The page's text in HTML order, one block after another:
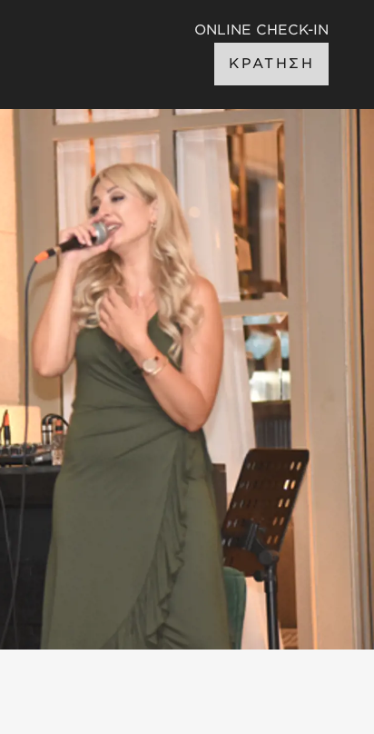
ONLINE CHECK-IN
ΚΡΑΤΗΣΗ